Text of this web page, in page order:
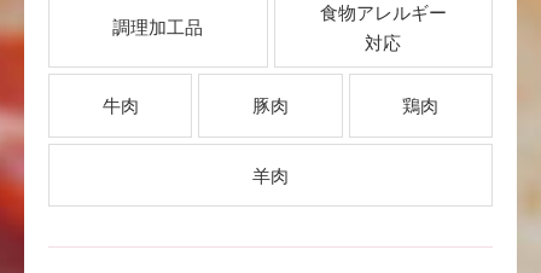
調理加工品
食物アレルギー
対応
牛肉 豚肉 鶏肉
羊肉